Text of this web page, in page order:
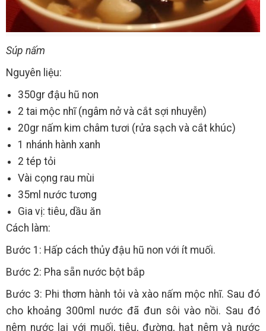
Súp nấm
Nguyên liệu:
350gr đậu hũ non
2 tai mộc nhĩ (ngâm nở và cắt sợi nhuyễn)
20gr nấm kim châm tươi (rửa sạch và cắt khúc)
1 nhánh hành xanh
2 tép tỏi
Vài cọng rau mùi
35ml nước tương
Gia vị: tiêu, dầu ăn
Cách làm:
Bước 1: Hấp cách thủy đậu hũ non với ít muối.
Bước 2: Pha sẵn nước bột bắp
Bước 3: Phi thơm hành tỏi và xào nấm mộc nhĩ. Sau đó
cho khoảng 300ml nước đã đun sôi vào nồi. Sau đó
nêm nước lại với muối, tiêu, đường, hạt nêm và nước